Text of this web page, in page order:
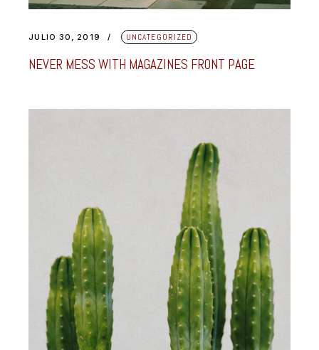
JULIO 30, 2019 UNCATEGORIZED
NEVER MESS WITH MAGAZINES FRONT PAGE